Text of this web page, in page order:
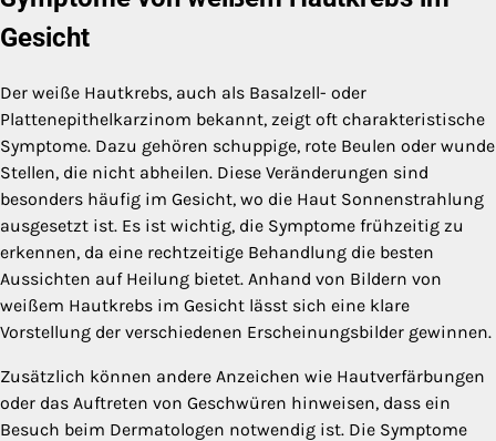
Gesicht
Der weiße Hautkrebs, auch als Basalzell- oder
Plattenepithelkarzinom bekannt, zeigt oft charakteristische
Symptome. Dazu gehören schuppige, rote Beulen oder wunde
Stellen, die nicht abheilen. Diese Veränderungen sind
besonders häufig im Gesicht, wo die Haut Sonnenstrahlung
ausgesetzt ist. Es ist wichtig, die Symptome frühzeitig zu
erkennen, da eine rechtzeitige Behandlung die besten
Aussichten auf Heilung bietet. Anhand von Bildern von
weißem Hautkrebs im Gesicht lässt sich eine klare
Vorstellung der verschiedenen Erscheinungsbilder gewinnen.
Zusätzlich können andere Anzeichen wie Hautverfärbungen
oder das Auftreten von Geschwüren hinweisen, dass ein
Besuch beim Dermatologen notwendig ist. Die Symptome